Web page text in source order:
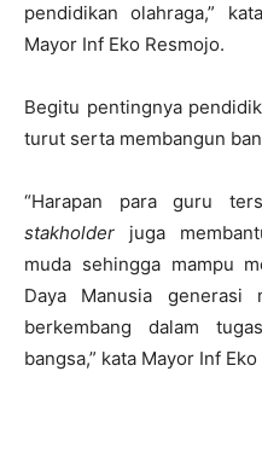
pendidikan olahraga,”
Mayor Inf Eko Resmojo.
Begitu pentingnya
turut serta membangun
“Harapan para guru
stakholder juga
muda sehingga mampu
Daya Manusia
berkembang dalam
bangsa,” kata Mayor Inf